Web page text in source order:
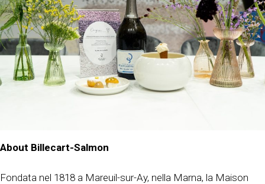
About Billecart-Salmon
Fondata nel 1818 a Mareuil-sur-Ay, nella Marna, la Maison